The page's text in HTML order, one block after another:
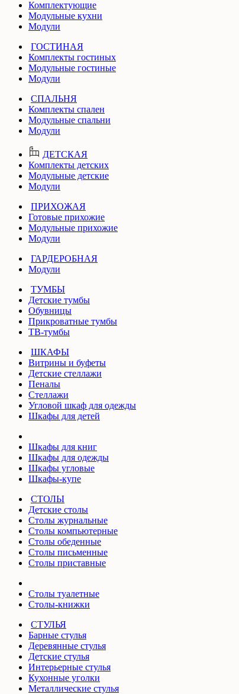
Комплектующие
Модульные кухни
Модули
ГОСТИНАЯ
Комплекты гостиных
Модульные гостиные
Модули
СПАЛЬНЯ
Комплекты спален
Модульные спальни
Модули
ДЕТСКАЯ
Комплекты детских
Модульные детские
Модули
ПРИХОЖАЯ
Готовые прихожие
Модульные прихожие
Модули
ГАРДЕРОБНАЯ
Модули
ТУМБЫ
Детские тумбы
Обувницы
Прикроватные тумбы
ТВ-тумбы
ШКАФЫ
Витрины и буфеты
Детские стеллажи
Пеналы
Стеллажи
Угловой шкаф для одежды
Шкафы для детей
Шкафы для книг
Шкафы для одежды
Шкафы угловые
Шкафы-купе
СТОЛЫ
Детские столы
Столы журнальные
Столы компьютерные
Столы обеденные
Столы письменные
Столы приставные
Столы туалетные
Столы-книжки
СТУЛЬЯ
Барные стулья
Деревянные стулья
Детские стулья
Интерьерные стулья
Кухонные уголки
Металлические стулья